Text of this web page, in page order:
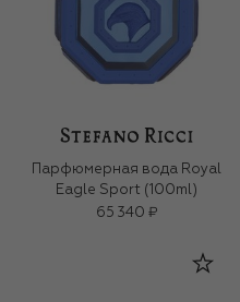
Парфюмерная вода Royal
Eagle Sport (100ml)
65 340 ₽